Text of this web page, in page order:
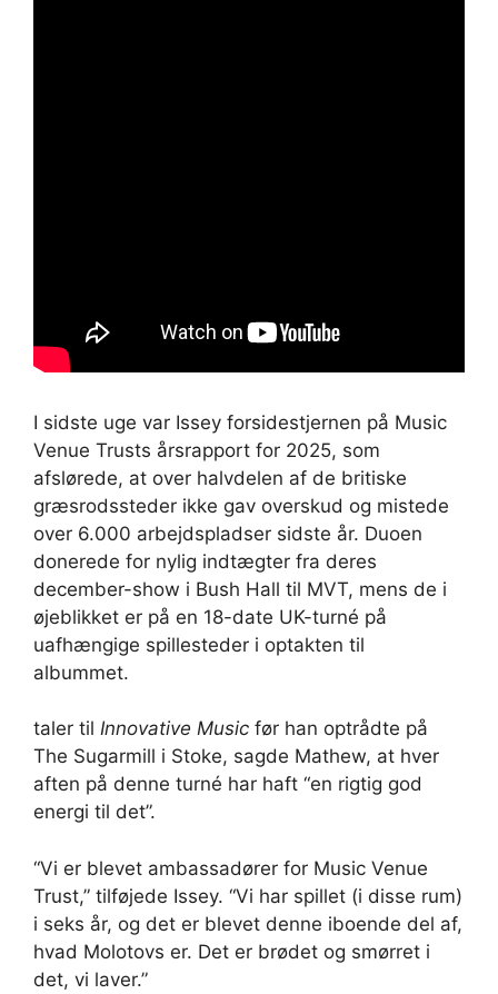
I sidste uge var Issey forsidestjernen på Music
Venue Trusts årsrapport for 2025, som
afslørede, at over halvdelen af ​​de britiske
græsrodssteder ikke gav overskud og mistede
over 6.000 arbejdspladser sidste år. Duoen
donerede for nylig indtægter fra deres
december-show i Bush Hall til MVT, mens de i
øjeblikket er på en 18-date UK-turné på
uafhængige spillesteder i optakten til
albummet.
taler til Innovative Music før han optrådte på
The Sugarmill i Stoke, sagde Mathew, at hver
aften på denne turné har haft “en rigtig god
energi til det”.
“Vi er blevet ambassadører for Music Venue
Trust,” tilføjede Issey. “Vi har spillet (i disse rum)
i seks år, og det er blevet denne iboende del af,
hvad Molotovs er. Det er brødet og smørret i
det, vi laver.”